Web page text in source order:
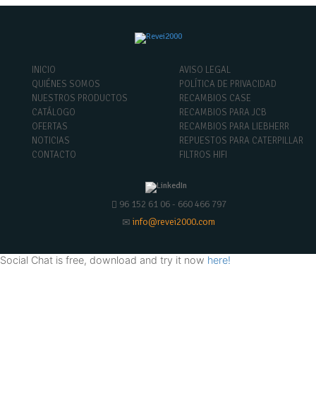
INICIO
QUIÉNES SOMOS
NUESTROS PRODUCTOS
CATÁLOGO
OFERTAS
NOTICIAS
CONTACTO
AVISO LEGAL
POLÍTICA DE PRIVACIDAD
RECAMBIOS CASE
RECAMBIOS PARA JCB
RECAMBIOS PARA LIEBHERR
REPUESTOS PARA CATERPILLAR
FILTROS HIFI
96 152 61 06 - 660 466 797
info@revei2000.com
Social Chat is free, download and try it now here!